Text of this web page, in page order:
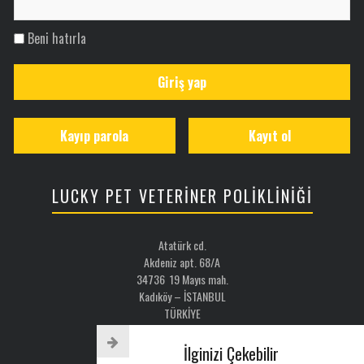
İlginizi Çekebilir
Beni hatırla
Giriş yap
Kayıt ol
Kayıp parola
LUCKY PET VETERİNER POLİKLİNİĞİ
Atatürk cd.
Akdeniz apt. 68/A
34736 19 Mayıs mah.
Kadıköy – İSTANBUL
TÜRKİYE
Email: luckypet@luckypet.com.tr
www.luckypet.com.tr